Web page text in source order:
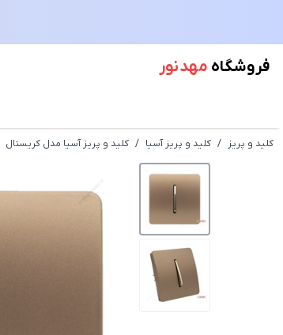
فروشگاه مهد نور
کلید و پریز / کلید و پریز آسیا / کلید و پریز آسیا مدل کریستال